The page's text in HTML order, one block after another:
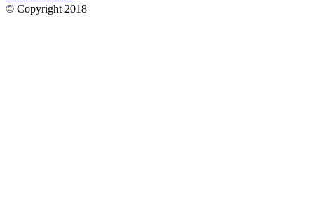
© Copyright 2018